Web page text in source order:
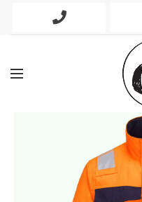
Phone